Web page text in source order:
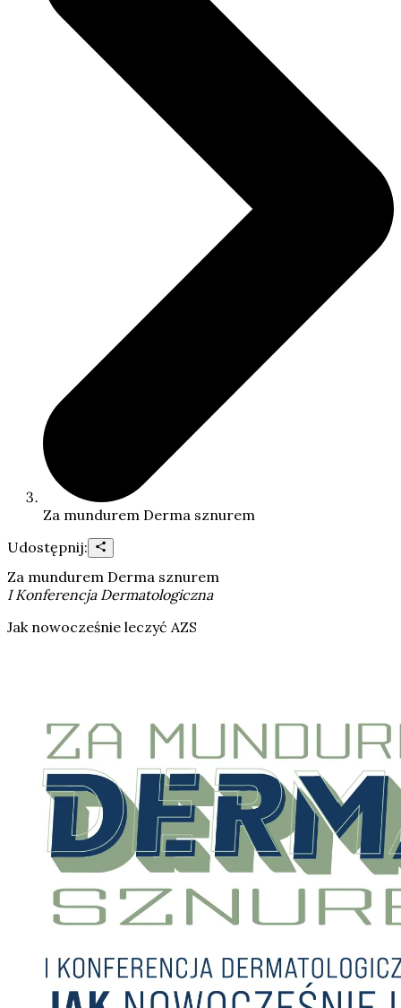
Za mundurem Derma sznurem
Udostępnij:
Za mundurem Derma sznurem
I Konferencja Dermatologiczna
Jak nowocześnie leczyć AZS